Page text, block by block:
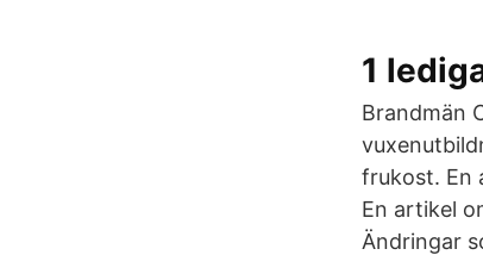
1
Brandmän
frukost. En
En artikel
Ändringar